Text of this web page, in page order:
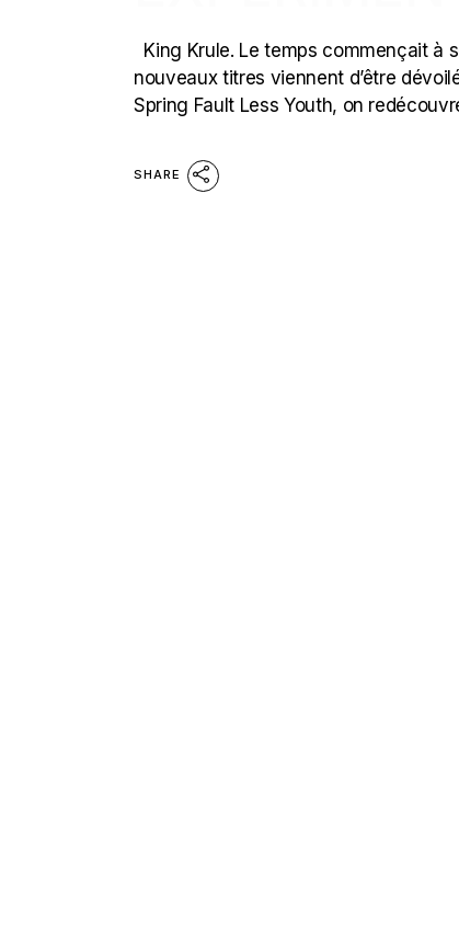
King Krule. Le temps commençait à
nouveaux titres viennent d’être
Spring Fault Less Youth, on
SHARE